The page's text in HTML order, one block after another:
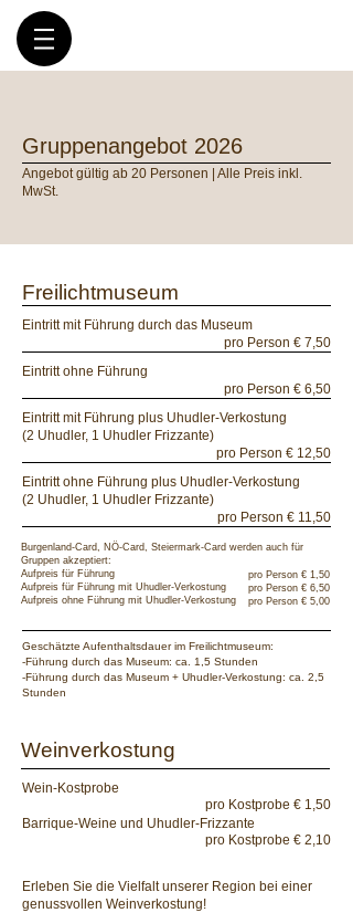
Gruppenangebot 2026
Angebot gültig ab 20 Personen | Alle Preis inkl.
MwSt.
Freilichtmuseum
Eintritt mit Führung durch das Museum
pro Person € 7,50
Eintritt ohne Führung
pro Person € 6,50
Eintritt mit Führung plus Uhudler-Verkostung
(2 Uhudler, 1 Uhudler Frizzante)
pro Person € 12,50
Eintritt ohne Führung plus Uhudler-Verkostung
(2 Uhudler, 1 Uhudler Frizzante)
pro Person € 11,50
Burgenland-Card, NÖ-Card, Steiermark-Card werden auch für
Gruppen akzeptiert:
Aufpreis für Führung
Aufpreis für Führung mit Uhudler-Verkostung
Aufpreis ohne Führung mit Uhudler-Verkostung
pro Person € 1,50
pro Person € 6,50
pro Person € 5,00
Geschätzte Aufenthaltsdauer im Freilichtmuseum:
-Führung durch das Museum: ca. 1,5 Stunden
-Führung durch das Museum + Uhudler-Verkostung: ca. 2,5
Stunden
Weinverkostung
Wein-Kostprobe
​Barrique-Weine und Uhudler-Frizzante​
pro Kostprobe € 1,50
pro Kostprobe € 2,10
Erleben Sie die Vielfalt unserer Region bei einer
genussvollen Weinverkostung!